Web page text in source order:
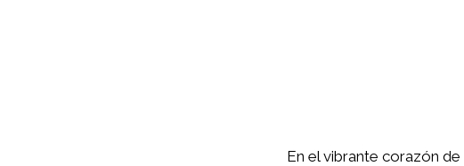
En el vibrante corazón de